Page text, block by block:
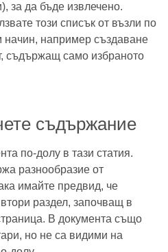
за да бъде извлечено.
този списък от възли по
начин, например създаване
съдържащ само избраното
съдържание
по-долу в тази статия.
разнообразие от
имайте предвид, че
раздел, започващ в
В документа също
но не са видими на